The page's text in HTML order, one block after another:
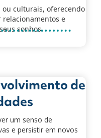
culturais, oferecendo
e
sonhos.
de
um senso de
e persistir em novos